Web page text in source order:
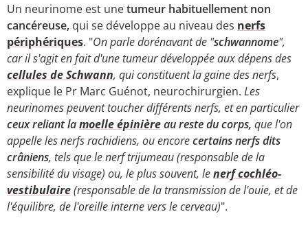
Un neurinome est unetumeur habituellement non
cancéreuse, qui se développe au niveau des nerfs
périphériques. "On parle dorénavant de "schwannome",
car il s'agit en fait d'une tumeur développée aux dépens des
cellules de Schwann, qui constituent la gaine des nerfs,
explique le Pr Marc Guénot, neurochirurgien. Les
neurinomes peuvent toucher différents nerfs, et en particulier
ceux reliant lamoelle épinièreau reste du corps, que l'on
appelle les nerfs rachidiens, ou encorecertains nerfs dits
crâniens, tels que le nerf trijumeau (responsable de la
sensibilité du visage) ou, le plus souvent, lenerf cochléo-
vestibulaire(responsable de la transmission de l'ouie, et de
l'équilibre, de l'oreille interne vers le cerveau)".